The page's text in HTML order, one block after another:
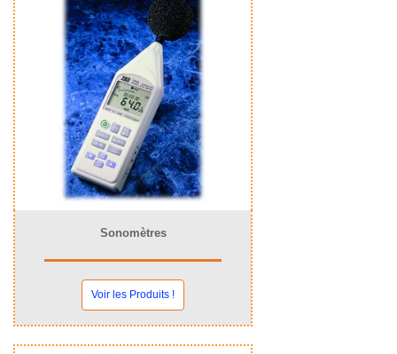
Sonomètres
Voir les Produits !